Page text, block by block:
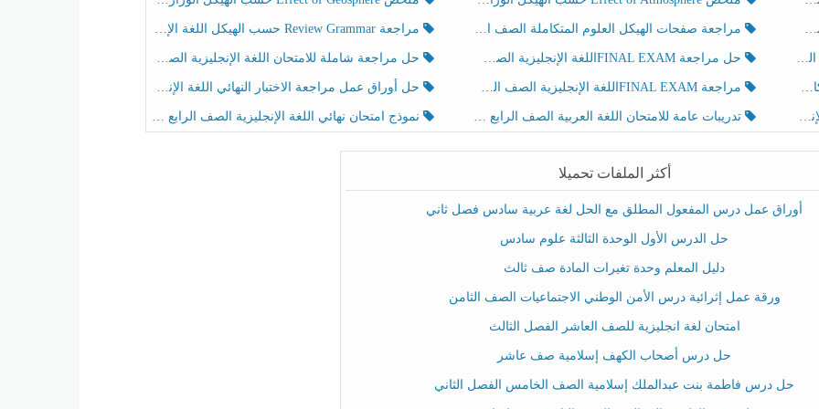
مراجعة صفحات الهيكل العلوم المتكاملة الصف الخامس انسبير الفصل الثالث مراجعة Review Grammar حسب الهيكل اللغة الإنجليزية الصف الخامس الفصل الثالث
حل مراجعة FINAL EXAMاللغة الإنجليزية الصف الخامس الفصل الثالث حل مراجعة شاملة للامتحان اللغة الإنجليزية الصف الخامس الفصل الثالث
مراجعة FINAL EXAMاللغة الإنجليزية الصف الخامس الفصل الثالث حل أوراق عمل مراجعة الاختبار النهائي اللغة الإنجليزية الصف الرابع الفصل الثالث
تدريبات عامة للامتحان اللغة العربية الصف الرابع الفصل الثالث نموذج امتحان نهائي اللغة الإنجليزية الصف الرابع الفصل الثالث
أكثر الملفات تحميلا
أوراق عمل درس المفعول المطلق مع الحل لغة عربية سادس فصل ثاني
حل الدرس الأول الوحدة الثالثة علوم سادس
دليل المعلم وحدة تغيرات المادة صف ثالث
ورقة عمل إثرائية درس الأمن الوطني الاجتماعيات الصف الثامن
امتحان لغة انجليزية للصف العاشر الفصل الثالث
حل درس أصحاب الكهف إسلامية صف عاشر
حل درس فاطمة بنت عبدالملك إسلامية الصف الخامس الفصل الثاني